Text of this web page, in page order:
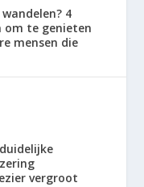
4
om te genieten
mensen die
vergroot